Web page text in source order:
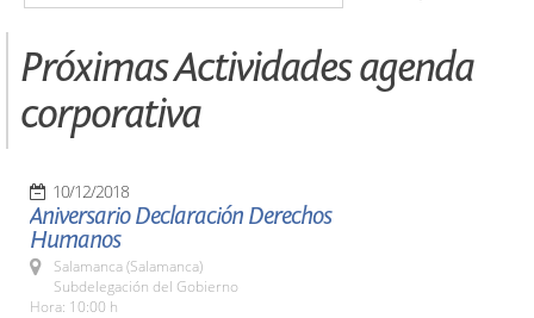
Próximas Actividades agenda
corporativa
10/12/2018
Aniversario Declaración Derechos
Humanos
Salamanca (Salamanca)
Subdelegación del Gobierno
Hora: 10:00 h